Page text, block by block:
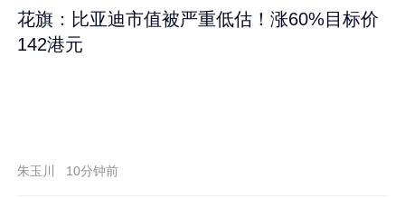
花旗：比亚迪市值被严重低估！涨60%目标价
142港元
朱玉川 10分钟前